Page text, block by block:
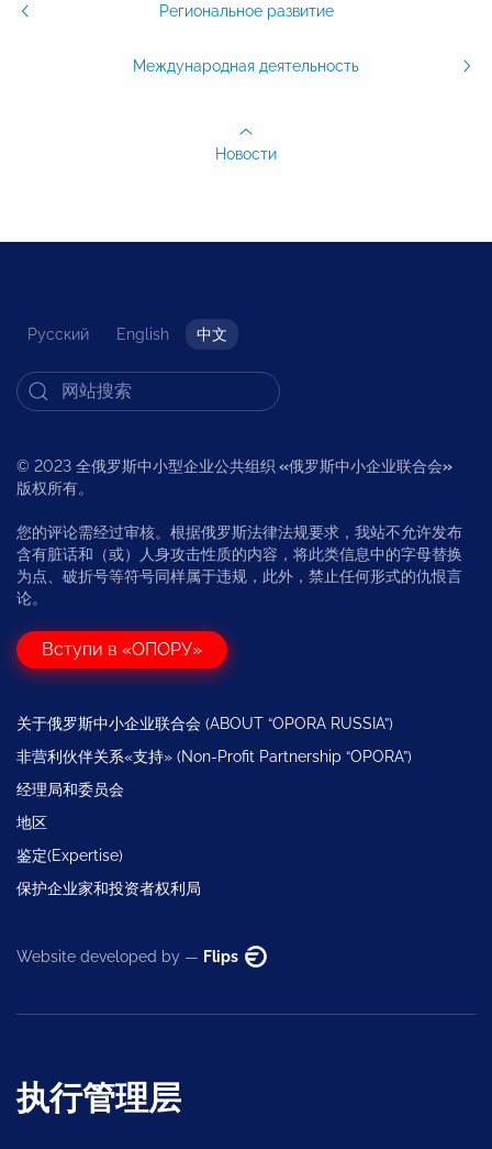
Региональное развитие
Международная деятельность
Новости
Русский English 中文
© 2023 全俄罗斯中小型企业公共组织 «俄罗斯中小企业联合会»
版权所有。
您的评论需经过审核。根据俄罗斯法律法规要求，我站不允许发布
含有脏话和（或）人身攻击性质的内容，将此类信息中的字母替换
为点、破折号等符号同样属于违规，此外，禁止任何形式的仇恨言
论。
Вступи в «ОПОРУ»
关于俄罗斯中小企业联合会 (ABOUT “OPORA RUSSIA”)
非营利伙伴关系«支持» (Non-Profit Partnership “OPORA”)
经理局和委员会
地区
鉴定(Expertise)
保护企业家和投资者权利局
Website developed by — Flips
执行管理层